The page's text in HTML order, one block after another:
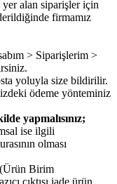
yer alan siparişler için
firmamız
> Siparişlerim >
yoluyla size bildirilir.
ödeme yönteminiz
yapmalısınız;
ise ilgili
olması
(Ürün Birim
çıktısı iade ürün